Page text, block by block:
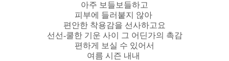
아주 보들보들하고
피부에 들러붙지 않아
편안한 착용감을 선사하고요
선선-쿨한 기운 사이 그 어딘가의 촉감
편하게 보실 수 있어서
여름 시즌 내내